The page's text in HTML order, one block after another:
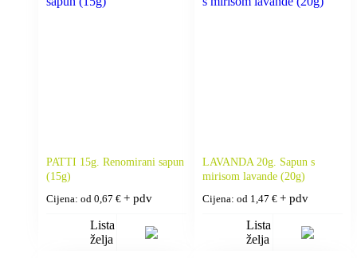
PATTI 15g. Renomirani sapun
(15g)
Cijena: od 0,67 € + pdv
Lista
želja
LAVANDA 20g. Sapun s
mirisom lavande (20g)
Cijena: od 1,47 € + pdv
Lista
želja